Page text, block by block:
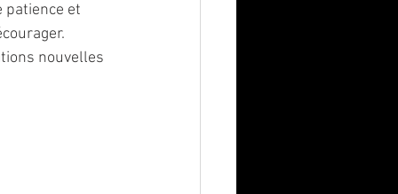
patience et
nouvelles